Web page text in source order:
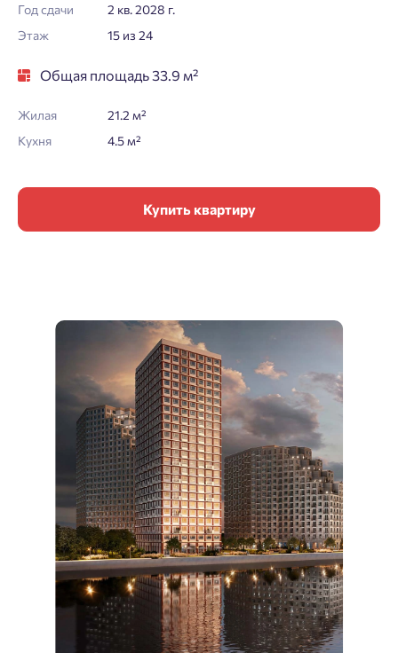
Год сдачи
2 кв. 2028 г.
Этаж
15 из 24
Общая площадь 33.9 м²
Жилая
21.2 м²
Кухня
4.5 м²
Купить квартиру